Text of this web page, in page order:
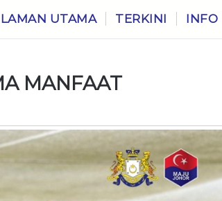
LAMAN UTAMA TERKINI INFO
MANFAAT